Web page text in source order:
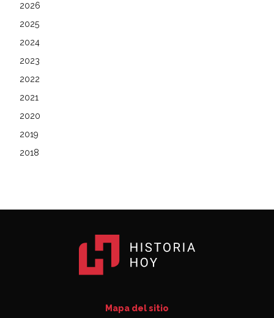
2026
2025
2024
2023
2022
2021
2020
2019
2018
Mapa del sitio